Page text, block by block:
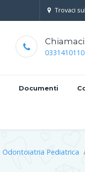
Trovaci
Chiamaci
0331410110
Documenti
Odontoiatria Pediatrica